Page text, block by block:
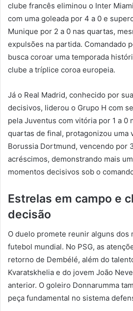
clube francês eliminou o Inter
com uma goleada por 4 a 0 e
Munique por 2 a 0 nas quartas,
expulsões na partida. Comandado
busca coroar uma temporada
clube a tríplice coroa europeia.
Já o Real Madrid, conhecido por
decisivos, liderou o Grupo H com
pela Juventus com vitória por 1 a 0
quartas de final, protagonizou uma
Borussia Dortmund, vencendo por
acréscimos, demonstrando mais
momentos decisivos sob o
Estrelas em campo e
decisão
O duelo promete reunir alguns dos
futebol mundial. No PSG, as
retorno de Dembélé, além do
Kvaratskhelia e do jovem João
anterior. O goleiro Donnarumma
peça fundamental no sistema